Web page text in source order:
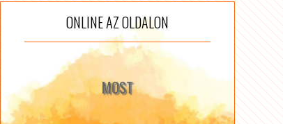
ONLINE AZ OLDALON
MOST